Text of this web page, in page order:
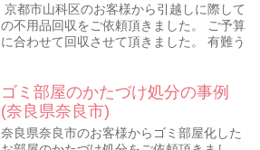
京都市山科区のお客様から引越しに際して
の不用品回収をご依頼頂きました。 ご予算
に合わせて回収させて頂きました。 有難う
ゴミ部屋のかたづけ処分の事例
(奈良県奈良市)
奈良県奈良市のお客様からゴミ部屋化した